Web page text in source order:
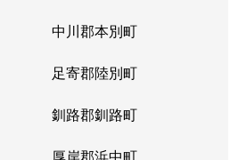
中川郡本別町
足寄郡陸別町
釧路郡釧路町